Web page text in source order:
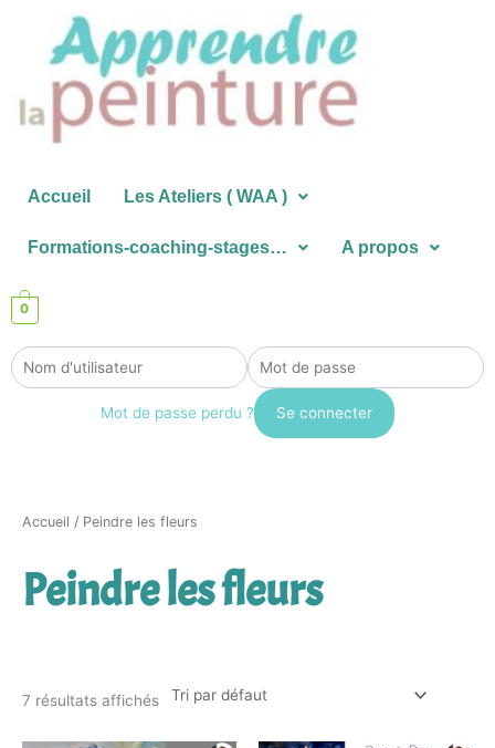
contenu
Accueil Les Ateliers ( WAA )
Formations-coaching-stages… A propos
0
Mot de passe perdu ?
Accueil / Peindre les fleurs
Peindre les fleurs
7 résultats affichés